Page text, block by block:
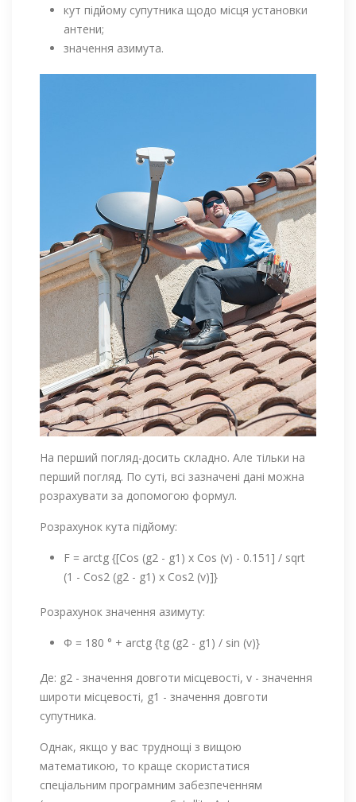
кут підйому супутника щодо місця установки
антени;
значення азимута.
На перший погляд-досить складно. Але тільки на
перший погляд. По суті, всі зазначені дані можна
розрахувати за допомогою формул.
Розрахунок кута підйому:
F = arctg {[Cos (g2 - g1) x Cos (v) - 0.151] / sqrt
(1 - Соs2 (g2 - g1) х Cos2 (v)]}
Розрахунок значення азимуту:
Ф = 180 ° + arctg {tg (g2 - g1) / sin (v)}
Де: g2 - значення довготи місцевості, v - значення
широти місцевості, g1 - значення довготи
супутника.
Однак, якщо у вас труднощі з вищою
математикою, то краще скористатися
спеціальним програмним забезпеченням